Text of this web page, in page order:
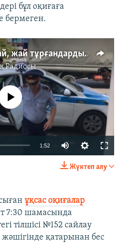
бұл оқиғаға
бермеген.
Полиция "ұран айтпай, жай тұрғандарды" да ұстады
Радиосы
currently available
1:52
Жүктеп алу
ұқсас оқиғалар
7:30 шамасында
тілшісі №152 сайлау
жәшігінде қатарынан бес